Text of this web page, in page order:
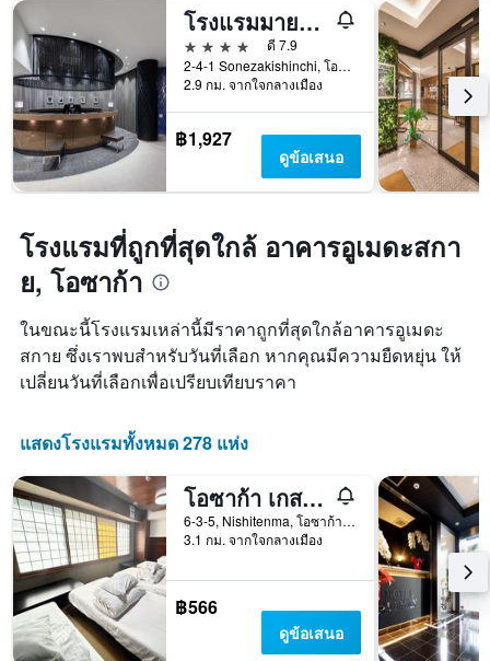
โรงแรมมายสเตย์ส พรีเมียร์ โดจิมะ
4 ดาว
ดี 7.9
2-4-1 Sonezakishinchi, โอซาก้า, ญี่ปุ่น
2.9 กม. จากใจกลางเมือง
฿1,927
ดูข้อเสนอ
โรงแรมที่ถูกที่สุดใกล้ อาคารอูเมดะสกา
ย, โอซาก้า
ในขณะนี้โรงแรมเหล่านี้มีราคาถูกที่สุดใกล้อาคารอูเมดะ
สกาย ซึ่งเราพบสำหรับวันที่เลือก หากคุณมีความยืดหยุ่น ให้
เปลี่ยนวันที่เลือกเพื่อเปรียบเทียบราคา
แสดงโรงแรมทั้งหมด 278 แห่ง
โอซาก้า เกสต์เฮาส์ ซากุระ โฮสเทล
6-3-5, Nishitenma, โอซาก้า, ญี่ปุ่น
3.1 กม. จากใจกลางเมือง
฿566
ดูข้อเสนอ